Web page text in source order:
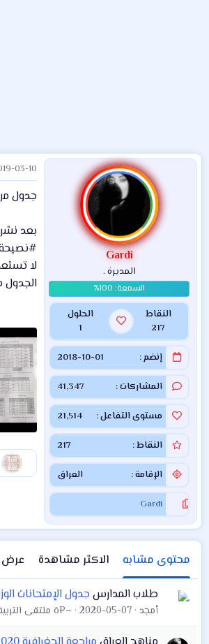
Gardi
المديرة .
النقاط
217
الحلول
1
إنضم 2018-10-01
المشاركات 41,347
مستوى التفاعل 21,514
النقاط 217
الإقامة العراق
Gardi
03-10
جدول مراجعة الإمتحان
بعد
لا
محتوى مشابه الاكثر مشاهدة
عرض
طلاب المدارس جدول الإمتحانات الوزارية للعام الدراسي 2019-
أمجد 2020-05-07 ~¤ô ملتقى التربية والتعليم ô¤~